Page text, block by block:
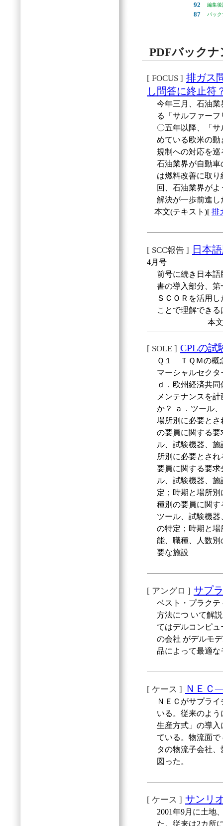
92 編集後
87 バック
PDFバックナ
[ FOCUS ] 排ガス
し問答に終止符
今年三月、石油
る「サルファー
〇五年以降、「
めている欧米の
規制への対応を
石油業界が自動
は燃料改善に取
回、石油業界が
解決が一歩前進
本文(テキスト)[ 排
[ SCC報告 ] 日本
4月号
前号に続き日本
書の導入部分、
ＳＣＯＲを活用
ことで理解できる
本
[ SOLE ] CPLの試
Ｑ１ ＴＱＭの概
マーシャルセク
ｄ．欧州経済共
メンテナンスを
か？ ａ．ツール
場所別に必要と
の要員に関する
ル、試験機器、
所別に必要とさ
要員に関する要
ル、試験機器、
定；時期と場所
種別の要員に関
ツール、試験機
の特定；時期と
能、職種、人数
要な施設
[ アングロ ] サプ
ベスト・プラク
方法につ いて解
てはデルコンピ
の会社 がデルモ
品によって最適
[ ケース ] ＮＥＣ
ＮＥＣがサプラ
いる。従来のよ
生産方式」の導
ている。物流面
タの物流子会社
図った。
[ ケース ] サンリ
2001年9月に土地
た。従来は2カ所